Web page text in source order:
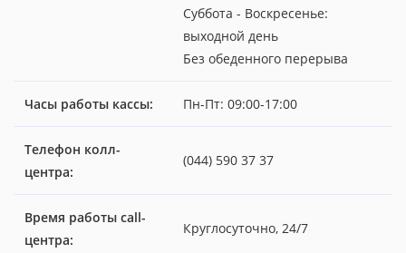
Суббота - Воскресенье:
выходной день
Без обеденного перерыва
Часы работы кассы: Пн-Пт: 09:00-17:00
Телефон колл-
центра:
(044) 590 37 37
Время работы call-
центра:
Круглосуточно, 24/7